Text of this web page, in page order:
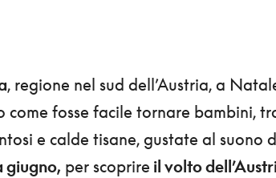
, regione nel sud dell’Austria, a
come fosse facile tornare bambini,
e calde tisane, gustate al suono
giugno, per scoprire il volto